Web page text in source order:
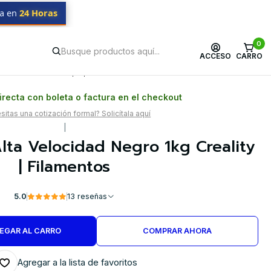
ACCESO
0
CARRO
en 24 Horas
con boleta o factura en el checkout
una cotización formal? Solicítala aquí
Velocidad Negro 1kg Creality
| Filamentos
5.0 13 reseñas
AL CARRO COMPRAR AHORA
Agregar a la lista de favoritos